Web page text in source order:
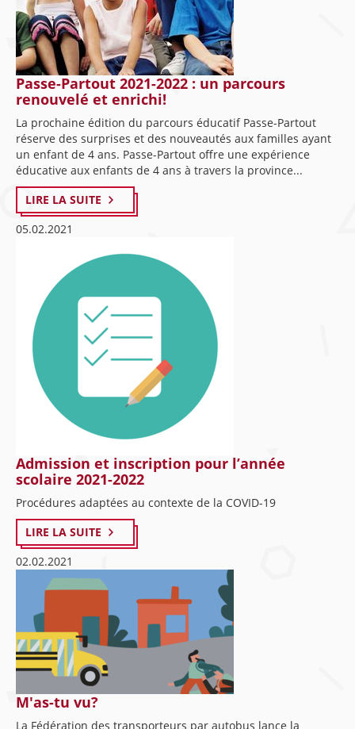
Passe-Partout 2021-2022 : un parcours
renouvelé et enrichi!
La prochaine édition du parcours éducatif Passe-Partout
réserve des surprises et des nouveautés aux familles ayant
un enfant de 4 ans. Passe-Partout offre une expérience
éducative aux enfants de 4 ans à travers la province...
LIRE LA SUITE
05.02.2021
Admission et inscription pour l’année
scolaire 2021-2022
Procédures adaptées au contexte de la COVID-19
LIRE LA SUITE
02.02.2021
M'as-tu vu?
La Fédération des transporteurs par autobus lance la